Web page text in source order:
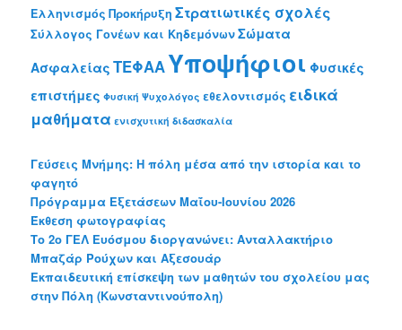
Ελληνισμός Προκήρυξη Στρατιωτικές σχολές
Σύλλογος Γονέων και ΚηδεμόνωνΣώματα
Ασφαλείας ΤΕΦΑΑΥποψήφιοι Φυσικές
επιστήμες Φυσική Ψυχολόγος εθελοντισμός ειδικά
μαθήματα ενισχυτική διδασκαλία
Γεύσεις Μνήμης: Η πόλη μέσα από την ιστορία και το
φαγητό
Πρόγραμμα Εξετάσεων Μαΐου-Ιουνίου 2026
Έκθεση φωτογραφίας
Το 2o ΓΕΛ Ευόσμου διοργανώνει: Ανταλλακτήριο
Μπαζάρ Ρούχων και Αξεσουάρ
Εκπαιδευτική επίσκεψη των μαθητών του σχολείου μας
στην Πόλη (Κωνσταντινούπολη)